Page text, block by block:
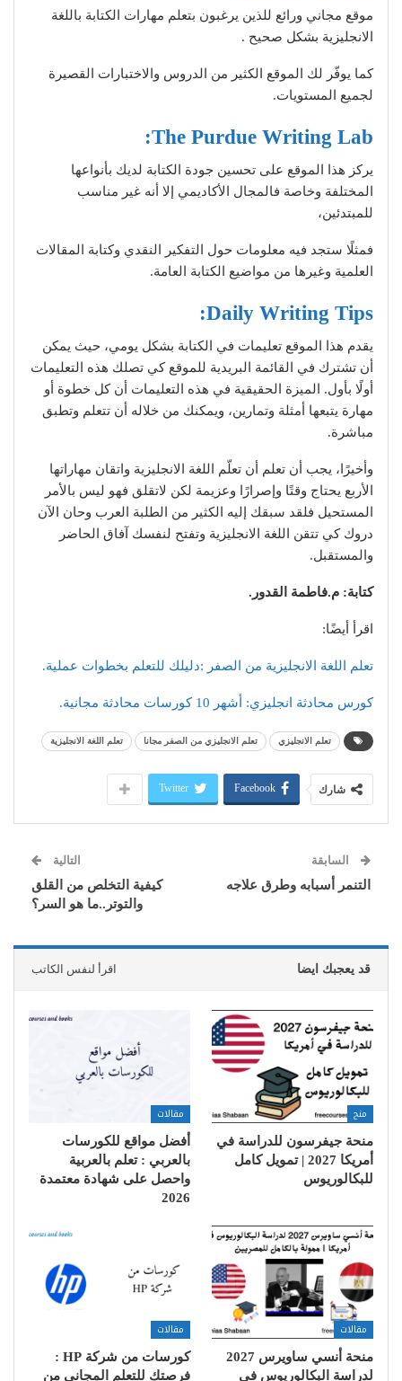
موقع مجاني ورائع للذين يرغبون بتعلم مهارات الكتابة باللغة
الانجليزية بشكل صحيح .
كما يوفّر لك الموقع الكثير من الدروس والاختبارات القصيرة
لجميع المستويات.
The Purdue Writing Lab:
يركز هذا الموقع على تحسين جودة الكتابة لديك بأنواعها
المختلفة وخاصة فالمجال الأكاديمي إلا أنه غير مناسب
للمبتدئين،
فمثلًا ستجد فيه معلومات حول التفكير النقدي وكتابة المقالات
العلمية وغيرها من مواضيع الكتابة العامة.
Daily Writing Tips:
يقدم هذا الموقع تعليمات في الكتابة بشكل يومي، حيث يمكن
أن تشترك في القائمة البريدية للموقع كي تصلك هذه التعليمات
أولًا بأول. الميزة الحقيقية في هذه التعليمات أن كل خطوة أو
مهارة يتبعها أمثلة وتمارين، ويمكنك من خلاله أن تتعلم وتطبق
مباشرة.
وأخيرًا، يجب أن تعلم أن تعلّم اللغة الانجليزية واتقان مهاراتها
الأربع يحتاج وقتًا وإصرارًا وعزيمة لكن لاتقلق فهو ليس بالأمر
المستحيل فلقد سبقك إليه الكثير من الطلبة العرب وحان الآن
دروك كي تتقن اللغة الانجليزية وتفتح لنفسك آفاق الحاضر
والمستقبل.
كتابة: م.فاطمة القدور.
اقرأ أيضًا:
تعلم اللغة الانجليزية من الصفر :دليلك للتعلم بخطوات عملية.
كورس محادثة انجليزي: أشهر 10 كورسات محادثة مجانية.
تعلم الانجليزي تعلم الانجليزي من الصفر مجانا تعلم اللغة الانجليزية
شارك Facebook
Twitter
السابقة
التنمر أسبابه وطرق علاجه
التالية
كيفية التخلص من القلق
والتوتر..ما هو السر؟
قد يعجبك ايضا اقرأ لنفس الكاتب
منح
منحة جيفرسون للدراسة في
أمريكا 2027 | تمويل كامل
للبكالوريوس
مقالات
أفضل مواقع للكورسات
بالعربي : تعلم بالعربية
واحصل على شهادة معتمدة
2026
مقالات
منحة أنسي ساويرس 2027
لدراسة البكالوريوس في
مقالات
كورسات من شركة HP :
فرصتك للتعلم المجاني من